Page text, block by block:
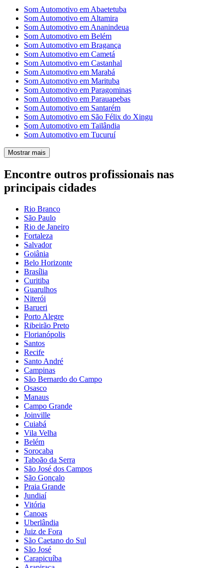
Som Automotivo em Abaetetuba
Som Automotivo em Altamira
Som Automotivo em Ananindeua
Som Automotivo em Belém
Som Automotivo em Bragança
Som Automotivo em Cametá
Som Automotivo em Castanhal
Som Automotivo em Marabá
Som Automotivo em Marituba
Som Automotivo em Paragominas
Som Automotivo em Parauapebas
Som Automotivo em Santarém
Som Automotivo em São Félix do Xingu
Som Automotivo em Tailândia
Som Automotivo em Tucuruí
Mostrar mais
Encontre outros profissionais nas
principais cidades
Rio Branco
São Paulo
Rio de Janeiro
Fortaleza
Salvador
Goiânia
Belo Horizonte
Brasília
Curitiba
Guarulhos
Niterói
Barueri
Porto Alegre
Ribeirão Preto
Florianópolis
Santos
Recife
Santo André
Campinas
São Bernardo do Campo
Osasco
Manaus
Campo Grande
Joinville
Cuiabá
Vila Velha
Belém
Sorocaba
Taboão da Serra
São José dos Campos
São Gonçalo
Praia Grande
Jundiaí
Vitória
Canoas
Uberlândia
Juiz de Fora
São Caetano do Sul
São José
Carapicuíba